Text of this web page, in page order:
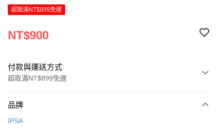
超取滿NT$899免運
NT$900
付款與運送方式
超取滿NT$899免運
信用卡一次付款
品牌
IPSA